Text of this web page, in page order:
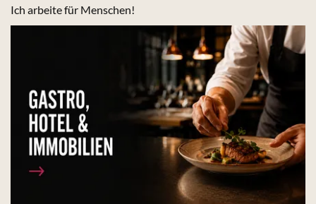
Ich arbeite für Menschen!